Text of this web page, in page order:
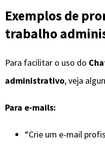
Exemplos de
trabalho
Para facilitar o uso do
administrativo, veja
Para e-mails:
“Crie um e-mail